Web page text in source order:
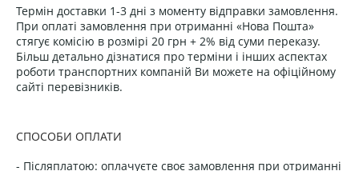
Термін доставки 1-3 дні з моменту відправки замовлення.
При оплаті замовлення при отриманні «Нова Пошта»
стягує комісію в розмірі 20 грн + 2% від суми переказу.
Більш детально дізнатися про терміни і інших аспектах
роботи транспортних компаній Ви можете на офіційному
сайті перевізників.
СПОСОБИ ОПЛАТИ
- Післяплатою: оплачуєте своє замовлення при отриманні